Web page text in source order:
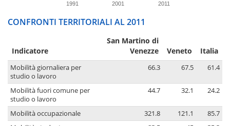
1991 2001 2011
CONFRONTI TERRITORIALI AL 2011
Indicatore
San Martino di
Venezze
Veneto Italia
Mobilità giornaliera per
studio o lavoro
66.3 67.5 61.4
Mobilità fuori comune per
studio o lavoro
44.7 32.1 24.2
Mobilità occupazionale 321.8 121.1
85.7